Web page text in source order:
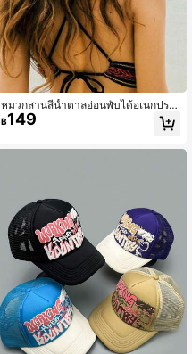
หมวกสานสีน้ำตาลอ่อนพับได้อเนกประ
สงค์, หมวกป้องกันแสงแดดสำหรับฤดูร้
อนกลางแจ้งสำหรับผู้หญิง, หมวกชายห
฿149